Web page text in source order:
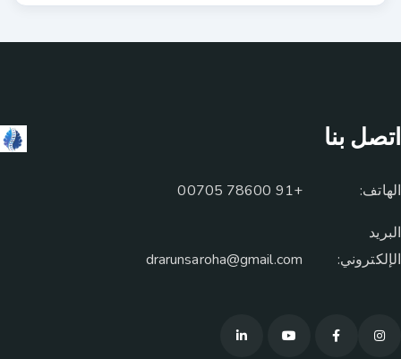
اتصل بنا
الهاتف: +91 78600 00705
البريد
الإلكتروني:
drarunsaroha@gmail.com